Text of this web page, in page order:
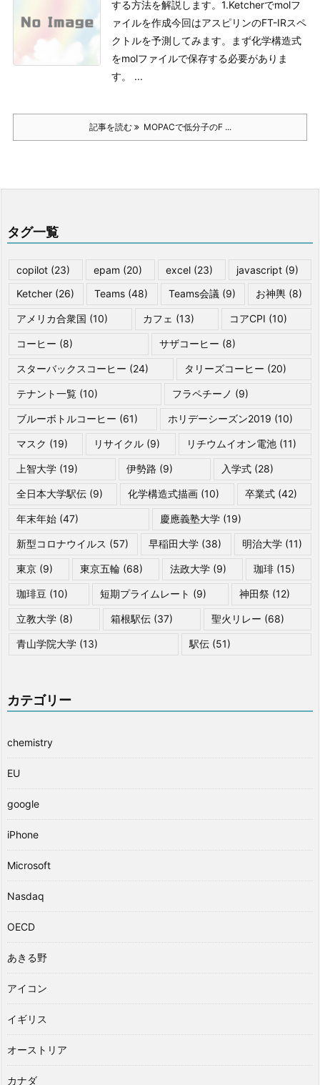
する方法を解説します。 1.Ketcherでmolフ
ァイルを作成今回はアスピリンのFT-IRスペ
クトルを予測してみます。まず化学構造式
をmolファイルで保存する必要がありま
す。 ...
記事を読む MOPACで低分子のF ...
タグ一覧
copilot (23) epam (20) excel (23) javascript (9)
Ketcher (26) Teams (48) Teams会議 (9) お神輿(8)
アメリカ合衆国 (10) カフェ (13) コアCPI (10)
コーヒー (8) サザコーヒー (8)
スターバックスコーヒー (24) タリーズコーヒー (20)
テナント一覧 (10) フラペチーノ (9)
ブルーボトルコーヒー (61) ホリデーシーズン2019 (10)
マスク (19) リサイクル (9) リチウムイオン電池(11)
上智大学 (19) 伊勢路 (9) 入学式 (28)
全日本大学駅伝 (9) 化学構造式描画 (10) 卒業式(42)
年末年始 (47) 慶應義塾大学(19)
新型コロナウイルス (57) 早稲田大学 (38) 明治大学(11)
東京 (9) 東京五輪 (68) 法政大学 (9) 珈琲 (15)
珈琲豆 (10) 短期プライムレート (9) 神田祭(12)
立教大学 (8) 箱根駅伝 (37) 聖火リレー (68)
青山学院大学 (13) 駅伝 (51)
カテゴリー
chemistry
EU
google
iPhone
Microsoft
Nasdaq
OECD
あきる野
アイコン
イギリス
オーストリア
カナダ